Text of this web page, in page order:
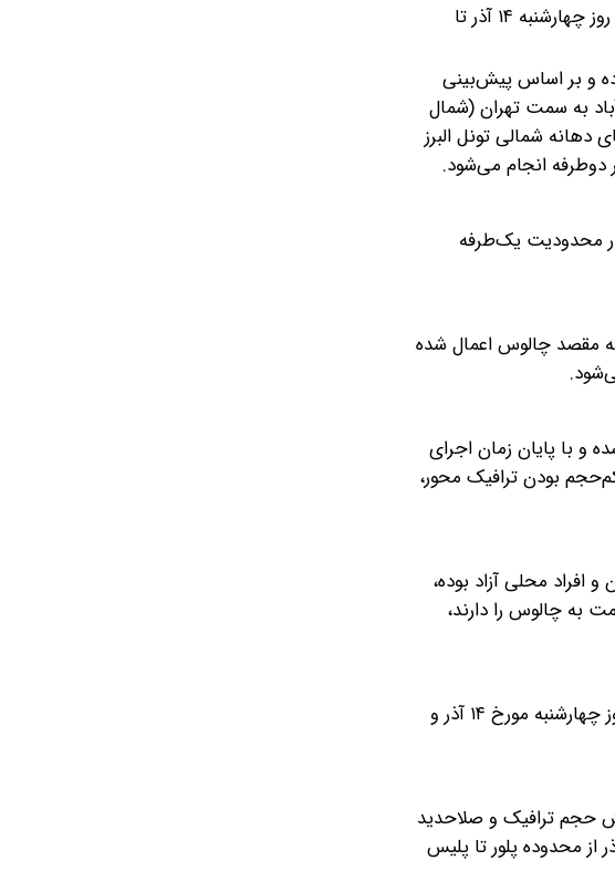
براساس اعلام سازمان راهداری، تردد موتورسیکلت‌ها به استثناء موتورسیکلت‌های انتظامی و امدادی، از ساعت ۱۲ روز چهارشنبه ۱۴ آذر تا
و بر اساس پیش‌بینی
ترافیک در روزهای سه‌شنبه و چهارشنبه (۱۳ و ۱۴ آذر)، از ساعت ۱۴ از مرزن‌آباد به سمت تهران (شمال
پل زنگوله (انتهای دهانه شمالی تونل البرز
افزایش حجم ترافیک و صلاحدید مأمورین پلیس‌راه در روزهای پنج‌شنبه و شنبه مورخ ۱۵ و ۱۷ آذر محدودیت یک‌طرفه
- شمال به مقصد چالوس اعمال شده
شده و با پایان زمان اجرای
کم‌حجم بودن ترافیک محور،
محلی آزاد بوده،
که قصد عزیمت به چالوس را دارند،
همچنین تردد تمام کامیون‌ها و کامیونت‌ها به استثنای حاملین مواد سوختی و فاسد شدنی از ساعت ۱۲ الی ۲۴ روز چهارشنبه مورخ ۱۴ آذر و
حجم ترافیک و صلاحدید
پلیس راه، محدودیت یک‌طرفه مقطعی به صورت رفت و برگشت، از روز چهارشنبه ۱۴ آذر الی روز شنبه ۱۷ آذر از محدوده پلور تا پلیس